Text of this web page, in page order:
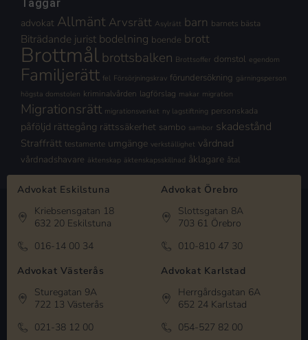
Taggar
advokat Allmänt Arvsrätt Asylrätt barn barnets bästa
Biträdande jurist bodelning boende brott
Brottmålbrottsbalken Brottsoffer domstol egendom
Familjerätt fel Försörjningskrav förundersökning gärningsperson
högsta domstolen kriminalvården lagförslag makar migration
Migrationsrätt migrationsverket ny lagstiftning personskada
påföljd rättegång rättssäkerhet sambo sambor skadestånd
Straffrätt testamente umgänge verkställighet vårdnad
vårdnadshavare äktenskap äktenskapsskillnad åklagare åtal
Advokat Eskilstuna
Kriebsensgatan 18
632 20 Eskilstuna
016-14 00 34
Advokat Örebro
Slottsgatan 8A
703 61 Örebro
010-810 47 30
Advokat Västerås
Sturegatan 9A
722 13 Västerås
021-38 12 00
Advokat Karlstad
Herrgårdsgatan 6A
652 24 Karlstad
054-527 82 00